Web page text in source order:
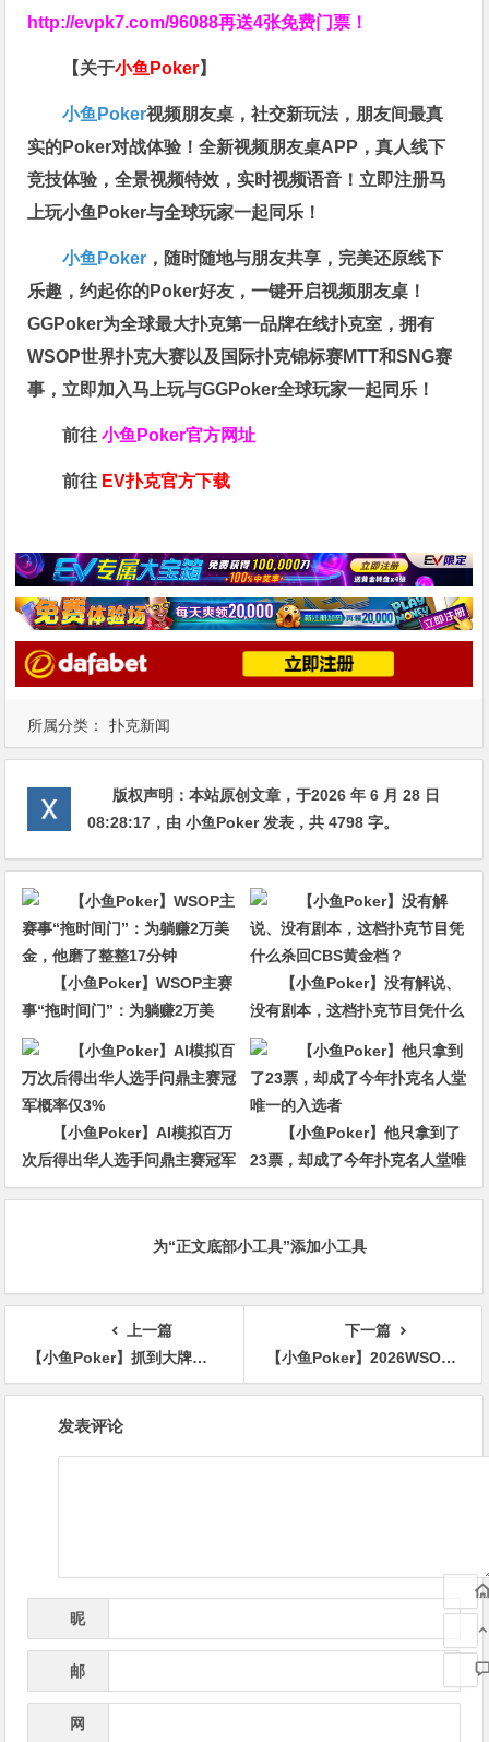
所属分类： 扑克新闻
http://evpk7.com/96088再送4张免费门票！
【关于小鱼Poker】
小鱼Poker视频朋友桌，社交新玩法，朋友间最真
实的Poker对战体验！全新视频朋友桌APP，真人线下
竞技体验，全景视频特效，实时视频语音！立即注册马
上玩小鱼Poker与全球玩家一起同乐！
小鱼Poker ，随时随地与朋友共享，完美还原线下
乐趣，约起你的Poker好友，一键开启视频朋友桌！
GGPoker为全球最大扑克第一品牌在线扑克室，拥有
WSOP世界扑克大赛以及国际扑克锦标赛MTT和SNG赛
事，立即加入马上玩与GGPoker全球玩家一起同乐！
前往小鱼Poker官方网址
前往 EV扑克官方下载
版权声明：本站原创文章，于2026 年 6 月 28 日
08:28:17 ，由小鱼Poker发表，共 4798 字。
【小鱼Poker】WSOP主赛
事“拖时间门”：为躺赚2万美
金，他磨了整整17分钟
【小鱼Poker】没有解说、
没有剧本，这档扑克节目凭什么
杀回CBS黄金档？
【小鱼Poker】AI模拟百万
次后得出华人选手问鼎主赛冠军
概率仅3%
【小鱼Poker】他只拿到了
23票，却成了今年扑克名人堂唯
一的入选者
为“正文底部小工具”添加小工具
上一篇
【小鱼Poker】抓到大牌底池却很小？你不是运气差，是价值没拿够
下一篇
【小鱼Poker】2026WSOP | 女士赛中国选手Lizhen Chen、孟瑶晋级48强
发表评论
昵
邮
网